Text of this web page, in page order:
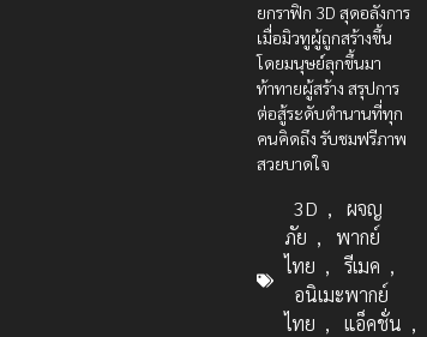
ยกราฟิก 3D สุดอลังการ
เมื่อมิวทูผู้ถูกสร้างขึ้น
โดยมนุษย์ลุกขึ้นมา
ท้าทายผู้สร้าง สรุปการ
ต่อสู้ระดับตำนานที่ทุก
คนคิดถึง รับชมฟรีภาพ
สวยบาดใจ
3D ,
ผจญ
ภัย ,
พากย์
ไทย , รีเมค ,
อนิเมะพากย์
ไทย , แอ็คชั่น ,